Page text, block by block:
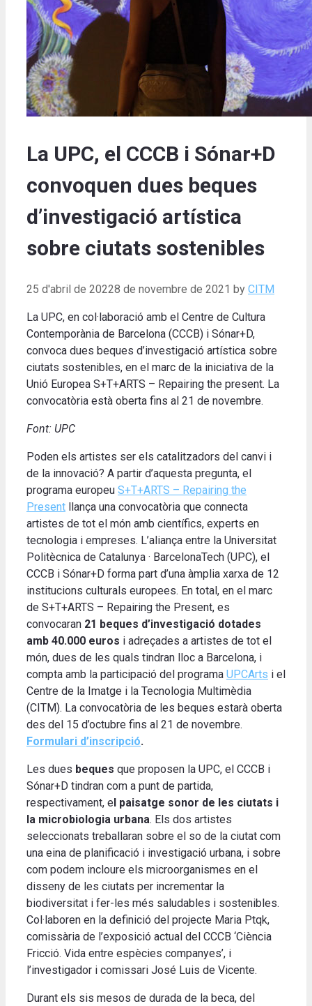
La UPC, el CCCB i Sónar+D
convoquen dues beques
d’investigació artística
sobre ciutats sostenibles
25 d'abril de 20228 de novembre de 2021 by CITM
La UPC, en col·laboració amb el Centre de Cultura
Contemporània de Barcelona (CCCB) i Sónar+D,
convoca dues beques d’investigació artística sobre
ciutats sostenibles, en el marc de la iniciativa de la
Unió Europea S+T+ARTS – Repairing the present. La
convocatòria està oberta fins al 21 de novembre.
Font: UPC
Poden els artistes ser els catalitzadors del canvi i
de la innovació? A partir d’aquesta pregunta, el
programa europeu S+T+ARTS – Repairing the
Present llança una convocatòria que connecta
artistes de tot el món amb científics, experts en
tecnologia i empreses. L’aliança entre la Universitat
Politècnica de Catalunya · BarcelonaTech (UPC), el
CCCB i Sónar+D forma part d’una àmplia xarxa de 12
institucions culturals europees. En total, en el marc
de S+T+ARTS – Repairing the Present, es
convocaran 21 beques d’investigació dotades
amb 40.000 euros i adreçades a artistes de tot el
món, dues de les quals tindran lloc a Barcelona, i
compta amb la participació del programa UPCArts i el
Centre de la Imatge i la Tecnologia Multimèdia
(CITM). La convocatòria de les beques estarà oberta
des del 15 d’octubre fins al 21 de novembre.
Formulari d’inscripció.
Les dues beques que proposen la UPC, el CCCB i
Sónar+D tindran com a punt de partida,
respectivament, e l paisatge sonor de les ciutats i
la microbiologia urbana. Els dos artistes
seleccionats treballaran sobre el so de la ciutat com
una eina de planificació i investigació urbana, i sobre
com podem incloure els microorganismes en el
disseny de les ciutats per incrementar la
biodiversitat i fer-les més saludables i sostenibles.
Col·laboren en la definició del projecte Maria Ptqk,
comissària de l’exposició actual del CCCB ‘Ciència
Fricció. Vida entre espècies companyes’, i
l’investigador i comissari José Luis de Vicente.
Durant els sis mesos de durada de la beca, del